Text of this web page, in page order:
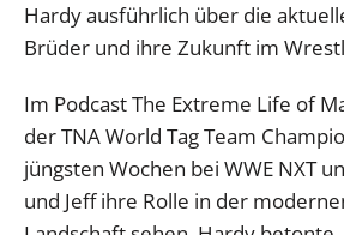
Hardy ausführlich über die
Brüder und ihre Zukunft im
Im Podcast The Extreme Life of
der TNA World Tag Team
jüngsten Wochen bei WWE NXT
und Jeff ihre Rolle in der